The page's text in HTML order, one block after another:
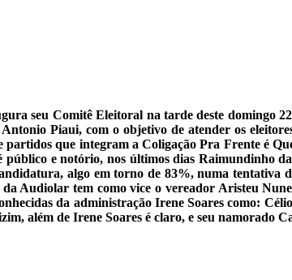
seu Comitê Eleitoral na tarde deste domingo
Piaui, com o objetivo de atender os
partidos que integram a Coligação Pra Frente é
e notório, nos últimos dias Raimundinho
algo em torno de 83%, numa tentativa
Audiolar tem como vice o vereador Aristeu
da administração Irene Soares como:
além de Irene Soares é claro, e seu namorado